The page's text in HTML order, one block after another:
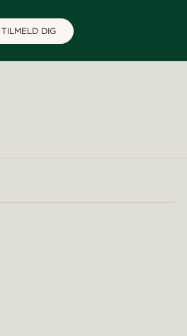
TILMELD DIG